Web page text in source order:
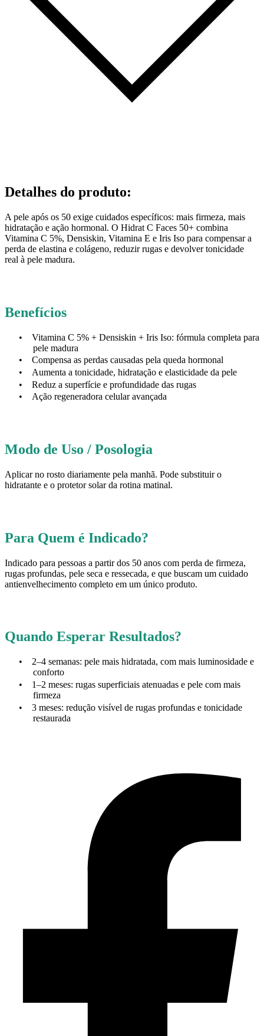
Detalhes do produto:
A pele após os 50 exige cuidados específicos: mais firmeza, mais
hidratação e ação hormonal. O Hidrat C Faces 50+ combina
Vitamina C 5%, Densiskin, Vitamina E e Iris Iso para compensar a
perda de elastina e colágeno, reduzir rugas e devolver tonicidade
real à pele madura.
Benefícios
•
Vitamina C 5% + Densiskin + Iris Iso: fórmula completa para
pele madura
•
Compensa as perdas causadas pela queda hormonal
•
Aumenta a tonicidade, hidratação e elasticidade da pele
•
Reduz a superfície e profundidade das rugas
•
Ação regeneradora celular avançada
Modo de Uso / Posologia
Aplicar no rosto diariamente pela manhã. Pode substituir o
hidratante e o protetor solar da rotina matinal.
Para Quem é Indicado?
Indicado para pessoas a partir dos 50 anos com perda de firmeza,
rugas profundas, pele seca e ressecada, e que buscam um cuidado
antienvelhecimento completo em um único produto.
Quando Esperar Resultados?
•
2–4 semanas: pele mais hidratada, com mais luminosidade e
conforto
•
1–2 meses: rugas superficiais atenuadas e pele com mais
firmeza
•
3 meses: redução visível de rugas profundas e tonicidade
restaurada